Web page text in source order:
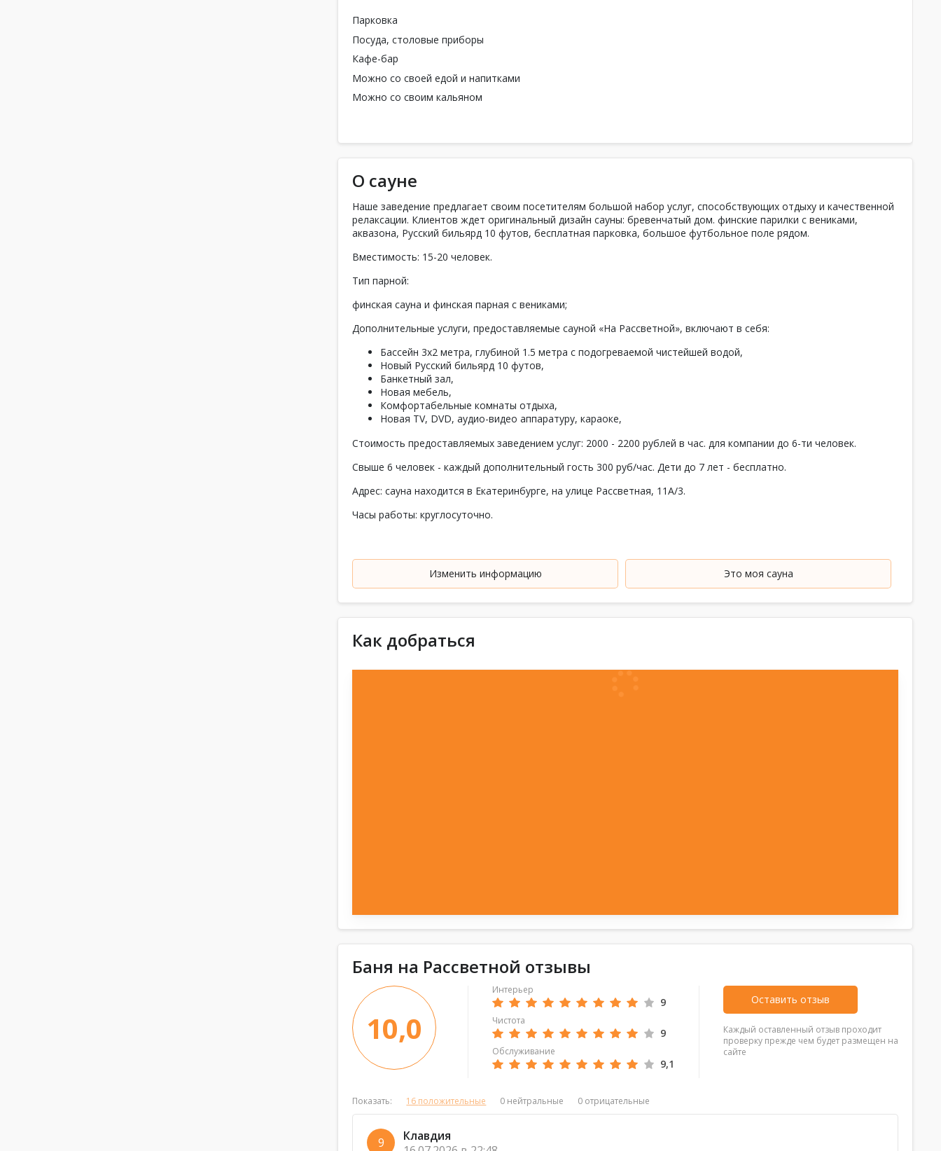
Парковка
Посуда, столовые приборы
Кафе-бар
Можно со своей едой и напитками
Можно со своим кальяном
О сауне
Наше заведение предлагает своим посетителям большой набор услуг, способствующих отдыху и качественной
релаксации. Клиентов ждет оригинальный дизайн сауны: бревенчатый дом. финские парилки с вениками,
аквазона, Русский бильярд 10 футов, бесплатная парковка, большое футбольное поле рядом.
Вместимость: 15-20 человек.
Тип парной:
финская сауна и финская парная с вениками;
Дополнительные услуги, предоставляемые сауной «На Рассветной», включают в себя:
Бассейн 3х2 метра, глубиной 1.5 метра с подогреваемой чистейшей водой,
Новый Русский бильярд 10 футов,
Банкетный зал,
Новая мебель,
Комфортабельные комнаты отдыха,
Новая TV, DVD, аудио-видео аппаратуру, караоке,
Стоимость предоставляемых заведением услуг: 2000 - 2200 рублей в час. для компании до 6-ти человек.
Свыше 6 человек - каждый дополнительный гость 300 руб/час. Дети до 7 лет - бесплатно.
Адрес: сауна находится в Екатеринбурге, на улице Рассветная, 11А/3.
Часы работы: круглосуточно.
Изменить информацию Это моя сауна
Как добраться
Баня на Рассветной отзывы
10,0
Интерьер
9
Чистота
9
Обслуживание
9,1
Оставить отзыв
Каждый оставленный отзыв проходит
проверку прежде чем будет размещен на
сайте
Показать: 16 положительные 0 нейтральные 0 отрицательные
9
Клавдия